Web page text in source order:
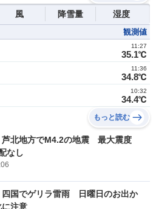
風 降雪量 湿度
観測値
35.1℃
11:27
34.8℃
11:36
34.4℃
10:32
もっと読む
芦北地方でM4.2の地震 最大震度
なし
四国でゲリラ雷雨 日曜日のお出か
に注意